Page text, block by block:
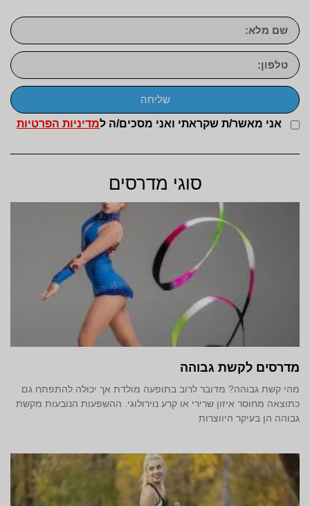
אני מאשר/ת שקראתי ואני מסכים/ה למדיניות הפרטיות
שליחה
סוגי מדרסים
מדרסים לקשת גבוהה
מהי קשת גבוהה? מדובר לרוב בתופעה מולדת אך יכולה להתפתח גם
כתוצאה מחוסר איזון שרירי או קרע נוירולוגי. ההשפעות הנובעות מקשת
גבוהה הן בעיקר היווצרות